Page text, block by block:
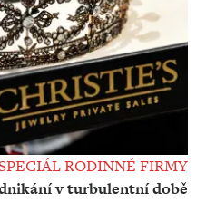
RODINNÉ FIRMY
v turbulentní době